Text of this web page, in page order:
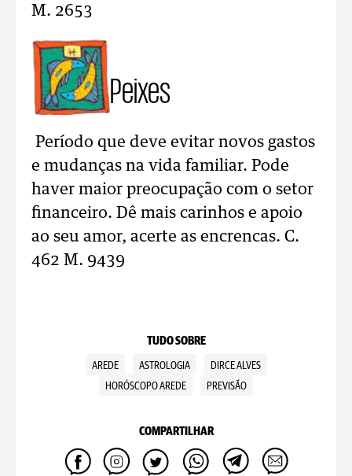
M. 2653
Peixes
Período que deve evitar novos gastos
e mudanças na vida familiar. Pode
haver maior preocupação com o setor
financeiro. Dê mais carinhos e apoio
ao seu amor, acerte as encrencas. C.
462 M. 9439
TUDO SOBRE
AREDE ASTROLOGIA
DIRCE ALVES
HORÓSCOPO AREDE
PREVISÃO
COMPARTILHAR